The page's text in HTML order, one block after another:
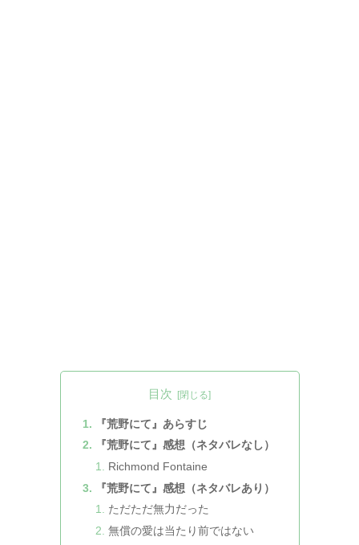
目次
『荒野にて』あらすじ
『荒野にて』感想（ネタバレなし）
Richmond Fontaine
『荒野にて』感想（ネタバレあり）
ただただ無力だった
無償の愛は当たり前ではない